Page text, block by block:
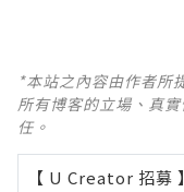
*本站之內容由作者所
所有博客的立場、真
任。
【 U Creator 招募 】